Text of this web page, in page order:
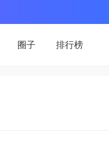
圈子 排行榜